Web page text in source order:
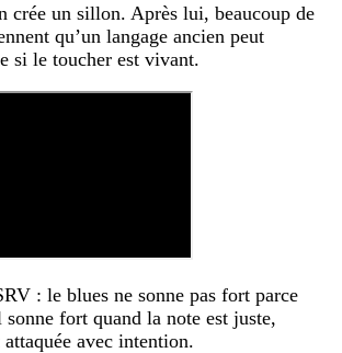
crée un sillon. Après lui, beaucoup de
qu’un langage ancien peut
si le toucher est vivant.
: le blues ne sonne pas fort parce
fort quand la note est juste,
attaquée avec intention.